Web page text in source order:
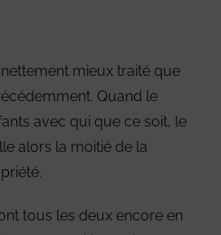
mieux traité que
Quand le
avec qui que ce soit, le
alors la moitié de la
tous les deux encore en